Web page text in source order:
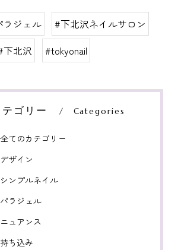
ラジェル
#下北沢ネイルサロン
下北沢
#tokyonail
テゴリー Categories
全てのカテゴリー
デザイン
シンプルネイル
パラジェル
ニュアンス
持ち込み